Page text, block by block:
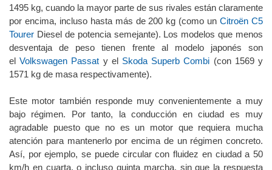
acelere bien es su peso es bajo (en términos relativos). Pesa
1495 kg, cuando la mayor parte de sus rivales están claramente
por encima, incluso hasta más de 200 kg (como unCitroën C5
TourerDiesel de potencia semejante). Los modelos que menos
desventaja de peso tienen frente al modelo japonés son
elVolkswagen Passaty elSkoda Superb Combi
Este motor también responde muy convenientemente a muy
bajo régimen. Por tanto, la conducción en ciudad es muy
agradable puesto que no es un motor que requiera mucha
atención para mantenerlo por encima de un régimen concreto.
Así, por ejemplo, se puede circular con fluidez en ciudad a 50